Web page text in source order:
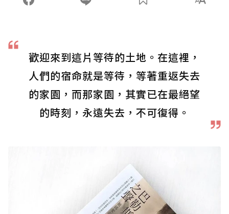
歡迎來到這片等待的土地。在這裡，
人們的宿命就是等待，等著重返失去
的家園，而那家園，其實已在最絕望
的時刻，永遠失去，不可復得。